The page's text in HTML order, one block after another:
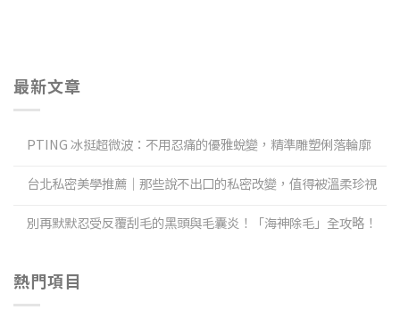
最新文章
PTING 冰挺超微波：不用忍痛的優雅蛻變，精準雕塑俐落輪廓
台北私密美學推薦｜那些說不出口的私密改變，值得被溫柔珍視
別再默默忍受反覆刮毛的黑頭與毛囊炎！「海神除毛」全攻略！
熱門項目